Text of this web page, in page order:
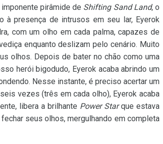
pirâmide de Shifting Sand Land, o
à presença de intrusos em seu lar, Eyerok
com um olho em cada palma, capazes de
enquanto deslizam pelo cenário. Muito
olhos. Depois de bater no chão como uma
herói bigodudo, Eyerok acaba abrindo um
Nesse instante, é preciso acertar um
vezes (três em cada olho), Eyerok acaba
libera a brilhante Power Starque estava
seus olhos, mergulhando em completa